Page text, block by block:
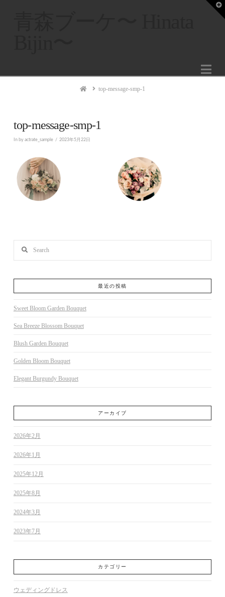
Hometop-message-smp-1
top-message-smp-1
In by actrate_sample 2023年5月22日
最近の投稿
Sweet Bloom Garden Bouquet
Sea Breeze Blossom Bouquet
Blush Garden Bouquet
Golden Bloom Bouquet
Elegant Burgundy Bouquet
アーカイブ
2026年2月
2026年1月
2025年12月
2025年8月
2024年3月
2023年7月
カテゴリー
ウェディングドレス